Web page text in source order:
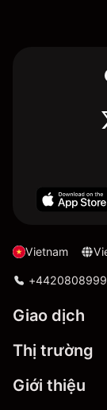
Vietnam
Giao dịch
Thị trường
Giới thiệu